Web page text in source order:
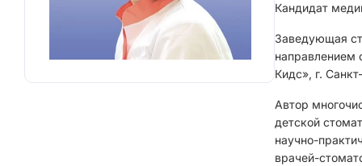
Кандидат
Заведующая
направлением
Кидс», г.
Автор
детской
научно-
врачей-